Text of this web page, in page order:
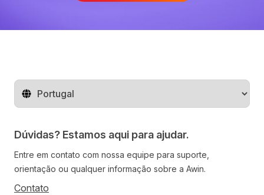
Mude o território
Dúvidas? Estamos aqui para ajudar.
Entre em contato com nossa equipe para suporte,
orientação ou qualquer informação sobre a Awin.
Contato